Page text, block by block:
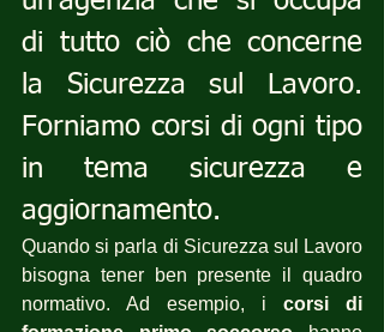
di tutto ciò che concerne
la Sicurezza sul Lavoro.
Forniamo corsi di ogni tipo
in tema sicurezza e
aggiornamento.
Quando si parla di Sicurezza sul Lavoro
bisogna tener ben presente il quadro
normativo. Ad esempio, i corsi di